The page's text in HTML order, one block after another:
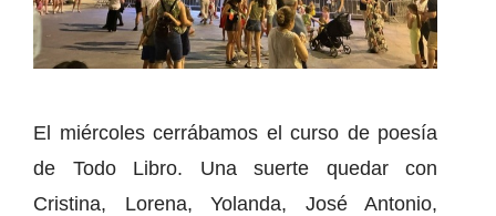
El miércoles cerrábamos el curso de poesía
de Todo Libro. Una suerte quedar con
Cristina, Lorena, Yolanda, José Antonio,